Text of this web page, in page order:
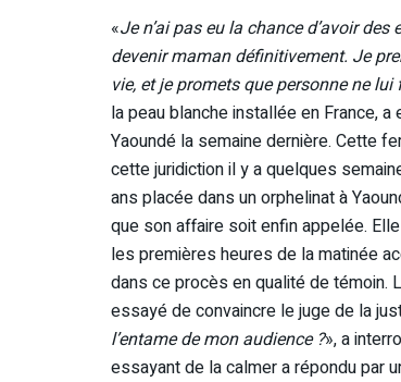
«Je n’ai pas eu la chance d’avoir
devenir maman définitivement. Je
vie, et je promets que personne ne
la peau blanche installée en France,
Yaoundé la semaine dernière. Cette
cette juridiction il y a quelques
ans placée dans un orphelinat à
que son affaire soit enfin appelée.
les premières heures de la matinée
dans ce procès en qualité de
essayé de convaincre le juge de la
l’entame de mon audience ?», a
essayant de la calmer a répondu par